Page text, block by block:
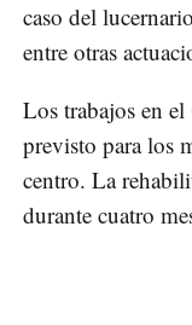
caso del
entre otras
Los trabajos en el
previsto para los
centro. La
durante cuatro